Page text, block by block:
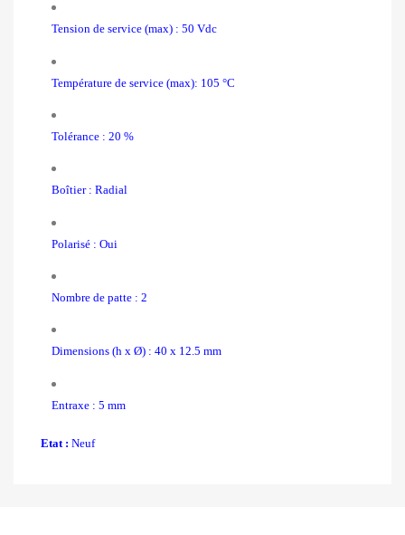
Tension de service (max) : 50 Vdc
Température de service (max): 105 °C
Tolérance : 20 %
Boîtier: Radial
Polarisé : Oui
Nombre de patte : 2
Dimensions (h x Ø) : 40 x 12.5 mm
Entraxe : 5 mm
Etat : Neuf